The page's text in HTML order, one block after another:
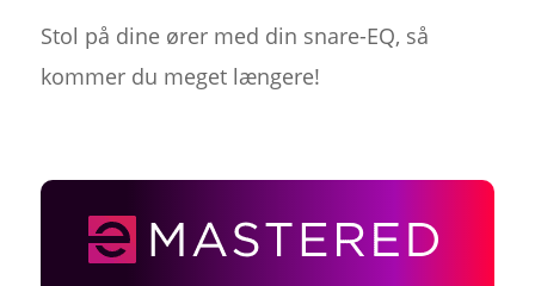
Stol på dine ører med din snare-EQ, så
kommer du meget længere!